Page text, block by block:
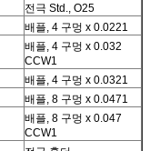
전극 Std., O25
배플, 4 구멍 x 0.0221
배플, 4 구멍 x 0.032
CCW1
배플, 4 구멍 x 0.0321
배플, 8 구멍 x 0.0471
배플, 8 구멍 x 0.047
CCW1